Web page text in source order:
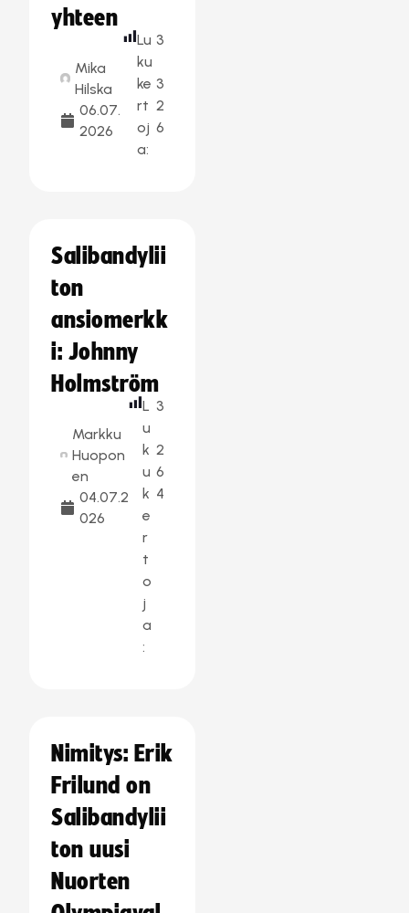
yhteen
Mika
Hilska
06.07.
2026
Lu
ku
ke
rt
oj
a:
3
3
2
6
Salibandylii
ton
ansiomerkk
i: Johnny
Holmström
Markku
Huopon
en
04.07.2
026
L
u
k
u
k
e
r
t
o
j
a
:
3
2
6
4
Nimitys: Erik
Frilund on
Salibandylii
ton uusi
Nuorten